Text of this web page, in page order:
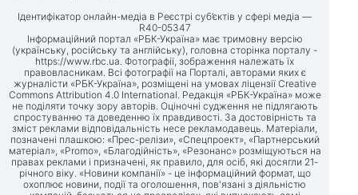
Ідентифікатор онлайн-медіа в Реєстрі суб’єктів у сфері медіа —
R40-05347
Інформаційний портал «РБК-Україна» має тримовну версію
(українську, російську та англійську), головна сторінка порталу -
https://www.rbc.ua. Фотографії, зображення належать їх
правовласникам. Всі фотографії на Порталі, авторами яких є
журналісти «РБК-Україна», розміщені на умовах ліцензії Creative
Commons Attribution 4.0 International. Редакція «РБК-Україна» може
не поділяти точку зору авторів. Оціночні судження не підлягають
спростуванню та доведенню їх правдивості. За достовірність та
зміст реклами відповідальність несе рекламодавець. Матеріали,
позначені плашкою: «Прес-релізи», «Спецпроект», «Партнерський
матеріал», «Promo», «Благодійність», «Резонанс» розміщуються на
правах реклами і призначені, як правило, для осіб, які досягли 21-
річного віку. «Новини компанії» - це інформаційний формат, що
охоплює новини, події та оголошення, пов'язані з діяльністю